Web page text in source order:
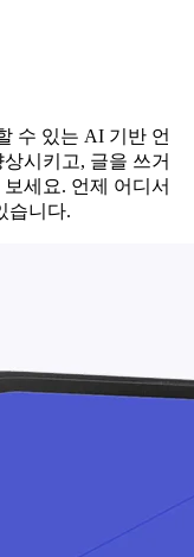
수 있는 AI 기반 언
시키고, 글을 쓰거
세요. 언제 어디서
습니다.